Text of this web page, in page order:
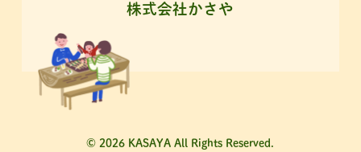
株式会社かさや
© 2026 KASAYA All Rights Reserved.